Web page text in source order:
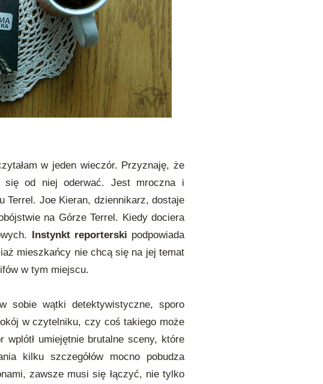
w jeden wieczór. Przyznaję, że
się od niej oderwać. Jest mroczna i
Terrel. Joe Kieran, dziennikarz, dostaje
na Górze Terrel. Kiedy dociera
Instynkt reporterski podpowiada
mieszkańcy nie chcą się na jej temat
w tym miejscu.
sobie wątki detektywistyczne, sporo
w czytelniku, czy coś takiego może
wplótł umiejętnie brutalne sceny, które
kilku szczegółów mocno pobudza
zawsze musi się łączyć, nie tylko